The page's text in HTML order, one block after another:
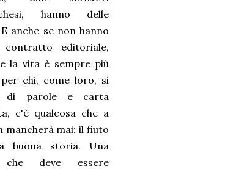
hanno delle
anche se non hanno
editoriale,
la vita è sempre più
chi, come loro, si
di parole e carta
c'è qualcosa che a
mancherà mai: il fiuto
buona storia. Una
deve essere